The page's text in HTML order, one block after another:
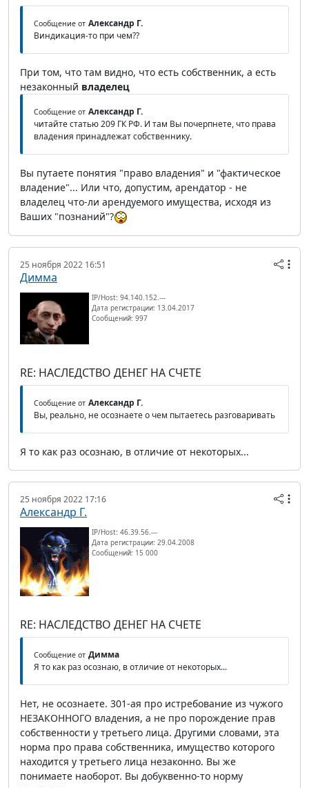
Сообщение от Александр Г.
Виндикация-то при чем??
При том, что там видно, что есть собственник, а есть
незаконный владелец
Сообщение от Александр Г.
читайте статью 209 ГК РФ. И там Вы почерпнете, что права
владения принадлежат собственнику.
Вы путаете понятия "право владения" и "фактическое
владение"... Или что, допустим, арендатор - не
владелец что-ли арендуемого имущества, исходя из
Ваших "познаний"?
25 ноября 2022 16:51
Димма
IP/Host: 94.140.152.---
Дата регистрации: 13.04.2017
Сообщений: 997
RE: НАСЛЕДСТВО ДЕНЕГ НА СЧЕТЕ
Сообщение от Александр Г.
Вы, реально, не осознаете о чем пытаетесь разговаривать
Я то как раз осознаю, в отличие от некоторых...
25 ноября 2022 17:16
Александр Г.
IP/Host: 46.39.56.---
Дата регистрации: 29.04.2008
Сообщений: 15 000
RE: НАСЛЕДСТВО ДЕНЕГ НА СЧЕТЕ
Сообщение от Димма
Я то как раз осознаю, в отличие от некоторых...
Нет, не осознаете. 301-ая про истребование из чужого
НЕЗАКОННОГО владения, а не про порождение прав
собственности у третьего лица. Другими словами, эта
норма про права собственника, имущество которого
находится у третьего лица незаконно. Вы же
понимаете наоборот. Вы добуквенно-то норму